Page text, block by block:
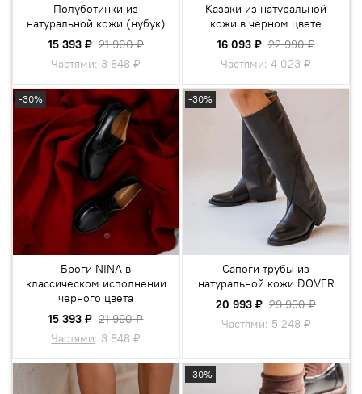
Полуботинки из
натуральной кожи (нубук)
15 393 ₽ 21 900 ₽
Частями: 3 848 ₽
Казаки из натуральной
кожи в черном цвете
16 093 ₽ 22 990 ₽
Частями:4 023 ₽
-30%
Броги NINA в
классическом исполнении
черного цвета
15 393 ₽ 21 990 ₽
Частями: 3 848 ₽
-30%
Сапоги трубы из
натуральной кожи DOVER
20 993 ₽ 29 990 ₽
Частями: 5 248 ₽
-30%